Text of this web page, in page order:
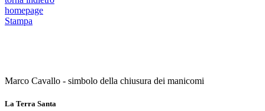
homepage
Stampa
Marco Cavallo - simbolo della chiusura dei manicomi
La Terra Santa